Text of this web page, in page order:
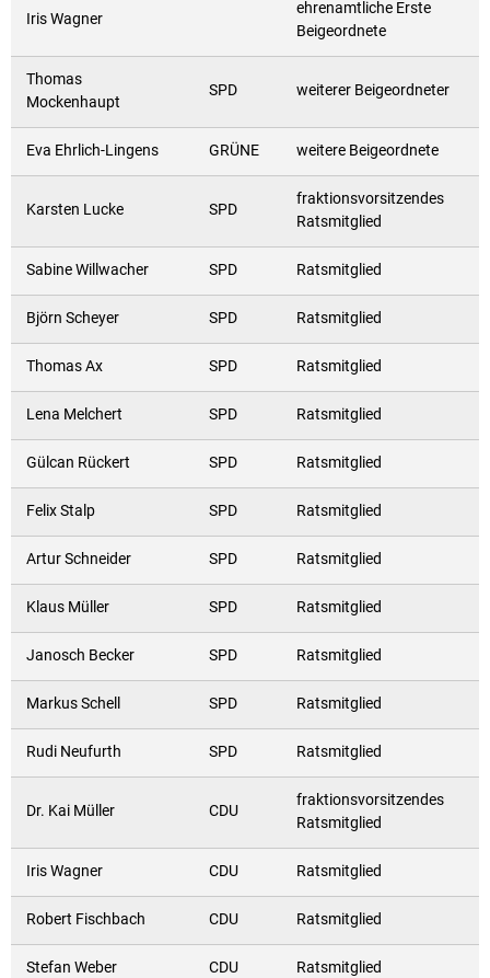
Iris Wagner
ehrenamtliche Erste
Beigeordnete
Thomas
Mockenhaupt
SPD weiterer Beigeordneter
Eva Ehrlich-Lingens GRÜNE weitere Beigeordnete
Karsten Lucke SPD
fraktionsvorsitzendes
Ratsmitglied
Sabine Willwacher SPD Ratsmitglied
Björn Scheyer SPD Ratsmitglied
Thomas Ax SPD Ratsmitglied
Lena Melchert SPD Ratsmitglied
Gülcan Rückert SPD Ratsmitglied
Felix Stalp SPD Ratsmitglied
Artur Schneider SPD Ratsmitglied
Klaus Müller SPD Ratsmitglied
Janosch Becker SPD Ratsmitglied
Markus Schell SPD Ratsmitglied
Rudi Neufurth SPD Ratsmitglied
Dr. Kai Müller CDU
fraktionsvorsitzendes
Ratsmitglied
Iris Wagner CDU Ratsmitglied
Robert Fischbach CDU Ratsmitglied
Stefan Weber CDU Ratsmitglied